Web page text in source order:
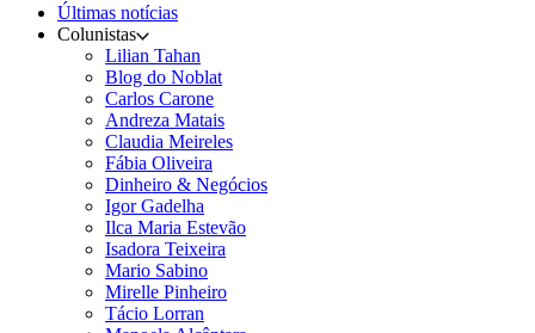
Últimas notícias
Colunistas
Lilian Tahan
Blog do Noblat
Carlos Carone
Andreza Matais
Claudia Meireles
Fábia Oliveira
Dinheiro & Negócios
Igor Gadelha
Ilca Maria Estevão
Isadora Teixeira
Mario Sabino
Mirelle Pinheiro
Tácio Lorran